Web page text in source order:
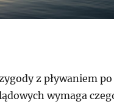
z pływaniem po
wymaga